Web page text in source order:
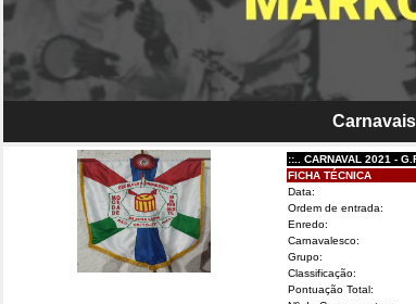
Carnavais
::.. CARNAVAL 2021 -
FICHA TÉCNICA
Data:
Ordem de entrada:
Enredo:
Carnavalesco:
Grupo:
Classificação:
Pontuação Total: